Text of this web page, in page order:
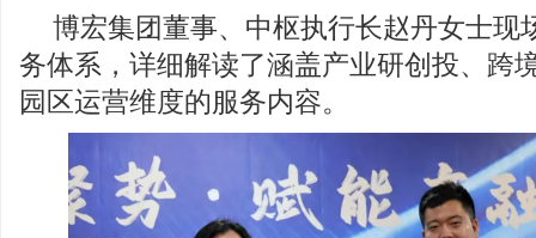
博宏集团董事、中枢执行长赵丹女士现
务体系，详细解读了涵盖产业研创投、跨
园区运营维度的服务内容。